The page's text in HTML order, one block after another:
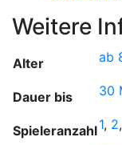
Weitere
Alter ab
Dauer bis 30
Spieleranzahl1, 2,